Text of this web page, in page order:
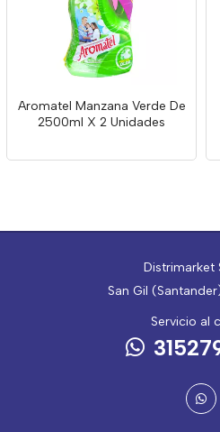
Aromatel Manzana Verde De
2500ml X 2 Unidades
Distrimarket
San Gil
Servicio al